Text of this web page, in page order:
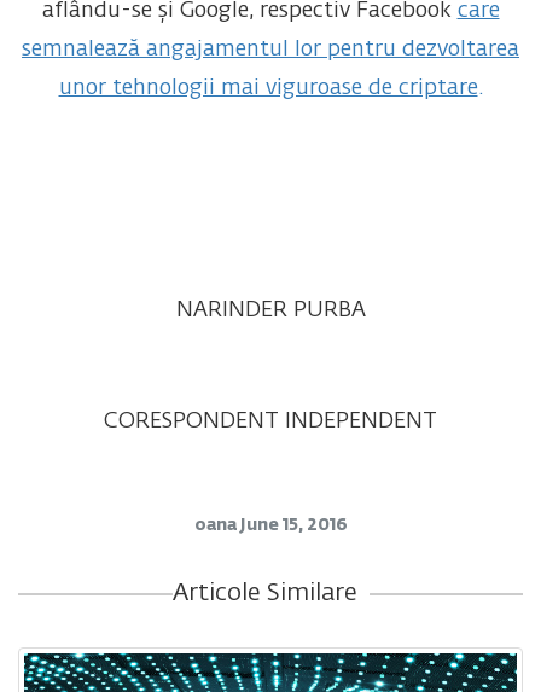
aflându-se și Google, respectiv Facebook care
semnalează angajamentul lor pentru dezvoltarea
unor tehnologii mai viguroase de criptare.
NARINDER PURBA
CORESPONDENT INDEPENDENT
oana June 15, 2016
Articole Similare